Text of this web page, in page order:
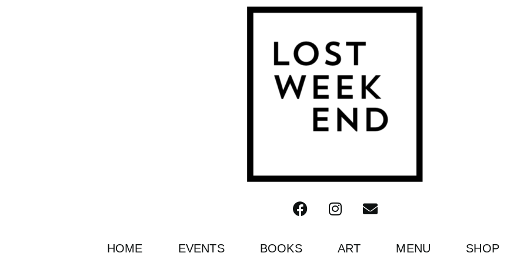
HOME EVENTS BOOKS ART MENU SHOP